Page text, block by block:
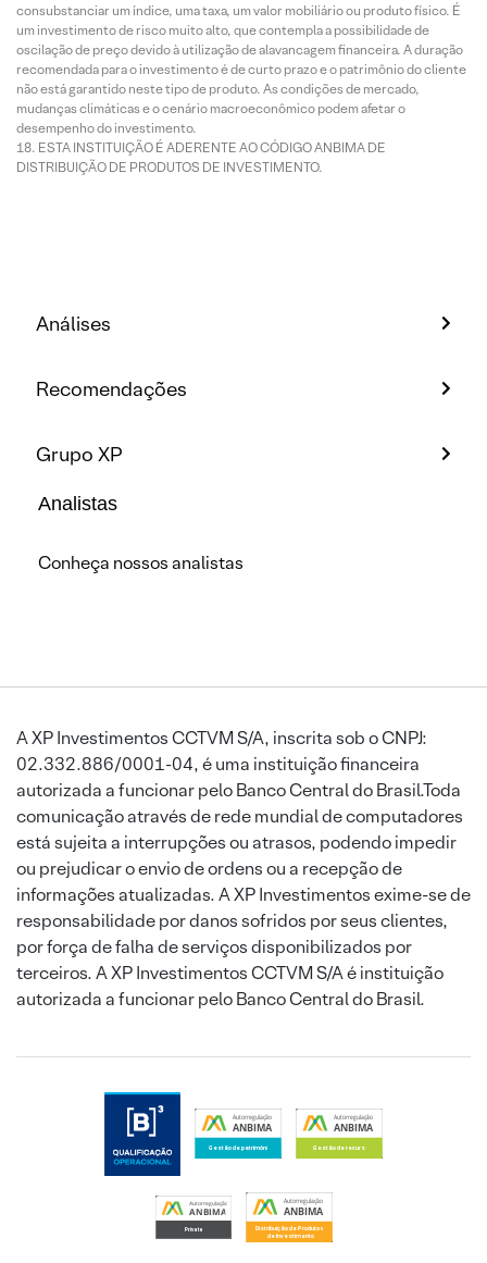
consubstanciar um índice, uma taxa, um valor mobiliário ou produto físico. É
um investimento de risco muito alto, que contempla a possibilidade de
oscilação de preço devido à utilização de alavancagem financeira. A duração
recomendada para o investimento é de curto prazo e o patrimônio do cliente
não está garantido neste tipo de produto. As condições de mercado,
mudanças climáticas e o cenário macroeconômico podem afetar o
desempenho do investimento.
ESTA INSTITUIÇÃO É ADERENTE AO CÓDIGO ANBIMA DE
DISTRIBUIÇÃO DE PRODUTOS DE INVESTIMENTO.
Análises
Recomendações
Grupo XP
Analistas
Conheça nossos analistas
A XP Investimentos CCTVM S/A, inscrita sob o CNPJ:
02.332.886/0001-04, é uma instituição financeira
autorizada a funcionar pelo Banco Central do Brasil.Toda
comunicação através de rede mundial de computadores
está sujeita a interrupções ou atrasos, podendo impedir
ou prejudicar o envio de ordens ou a recepção de
informações atualizadas. A XP Investimentos exime-se de
responsabilidade por danos sofridos por seus clientes,
por força de falha de serviços disponibilizados por
terceiros. A XP Investimentos CCTVM S/A é instituição
autorizada a funcionar pelo Banco Central do Brasil.